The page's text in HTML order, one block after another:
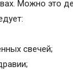
Можно это
свечей;